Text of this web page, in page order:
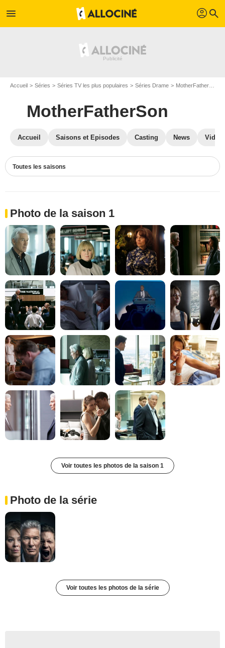
menu profil search
Accueil Séries Séries TV les plus populaires Séries Drame MotherFatherSon
MotherFatherSon
Accueil Saisons et Episodes Casting News
Toutes les saisons
Photo de la saison 1
Voir toutes les photos de la saison 1
Photo de la série
Voir toutes les photos de la série